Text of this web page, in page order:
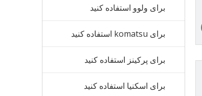
برای ولوو استفاده کنید
برای komatsu استفاده کنید
برای پرکینز استفاده کنید
برای اسکنیا استفاده کنید